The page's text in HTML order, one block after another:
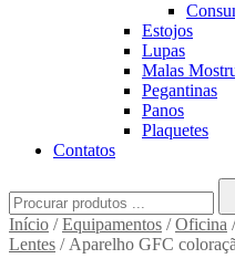
Estojos
Lupas
Malas
Pegantinas
Panos
Plaquetes
Contatos
for:
Início /Equipamentos /Oficina
Lentes / Aparelho GFC